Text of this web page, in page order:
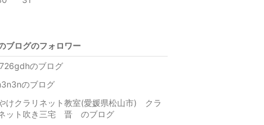
ブログのフォロワー
のブログ
のブログ
けクラリネット教室(愛媛県松山市) クラ
ット吹き三宅 晋 のブログ